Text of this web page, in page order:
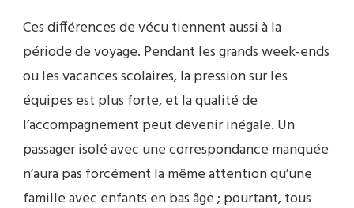
Ces différences de vécu tiennent aussi à la
période de voyage. Pendant les grands week-ends
ou les vacances scolaires, la pression sur les
équipes est plus forte, et la qualité de
l’accompagnement peut devenir inégale. Un
passager isolé avec une correspondance manquée
n’aura pas forcément la même attention qu’une
famille avec enfants en bas âge ; pourtant, tous